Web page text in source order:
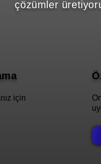
çözümler
için